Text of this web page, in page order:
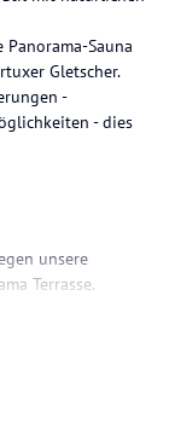
Sauna
Gletscher.
-
- dies
unsere
Terrasse.
nur